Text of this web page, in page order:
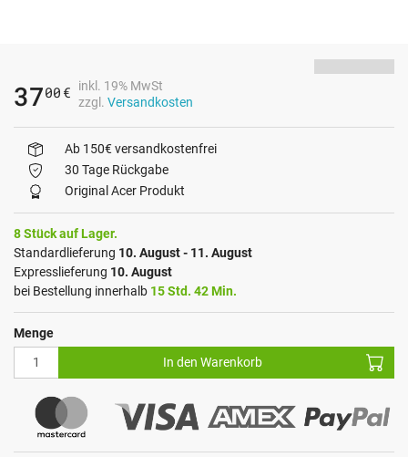
3700 €
inkl. 19% MwSt
zzgl. Versandkosten
Ab 150€ versandkostenfrei
30 Tage Rückgabe
Original Acer Produkt
8 Stück auf Lager.
Standardlieferung 10. August - 11. August
Expresslieferung 10. August
bei Bestellung innerhalb 15 Std. 42 Min.
Menge
In den Warenkorb